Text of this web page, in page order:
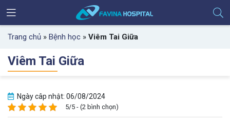
Trang chủ » Bệnh học » Viêm Tai Giữa
Viêm Tai Giữa
Ngày câp nhật: 06/08/2024
5/5 - (2 bình chọn)